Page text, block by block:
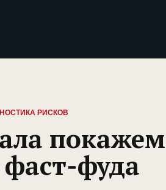
РИСКОВ
фуда